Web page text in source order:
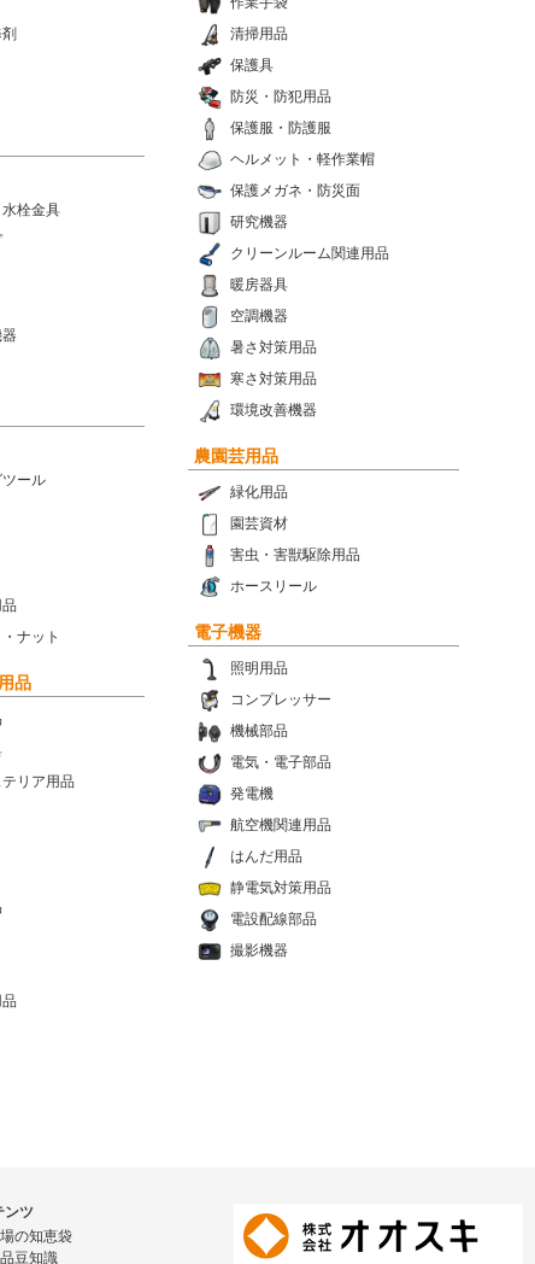
清掃用品
保護具
防災・防犯用品
保護服・防護服
ヘルメット・軽作業帽
保護メガネ・防災面
研究機器
クリーンルーム関連用品
暖房器具
空調機器
暑さ対策用品
寒さ対策用品
環境改善機器
栓金具
器
ール
ナット
農園芸用品
緑化用品
園芸資材
害虫・害獣駆除用品
ホースリール
電子機器
照明用品
コンプレッサー
機械部品
電気・電子部品
発電機
航空機関連用品
はんだ用品
静電気対策用品
電設配線部品
撮影機器
品
リア用品
ンツ
の知恵袋
豆知識